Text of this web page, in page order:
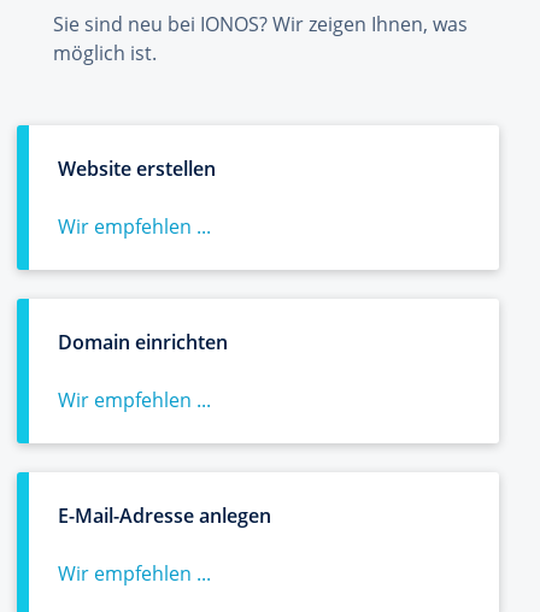
Sie sind neu bei IONOS? Wir zeigen Ihnen, was
möglich ist.
Website erstellen
Wir empfehlen ...
Domain einrichten
Wir empfehlen ...
E-Mail-Adresse anlegen
Wir empfehlen ...